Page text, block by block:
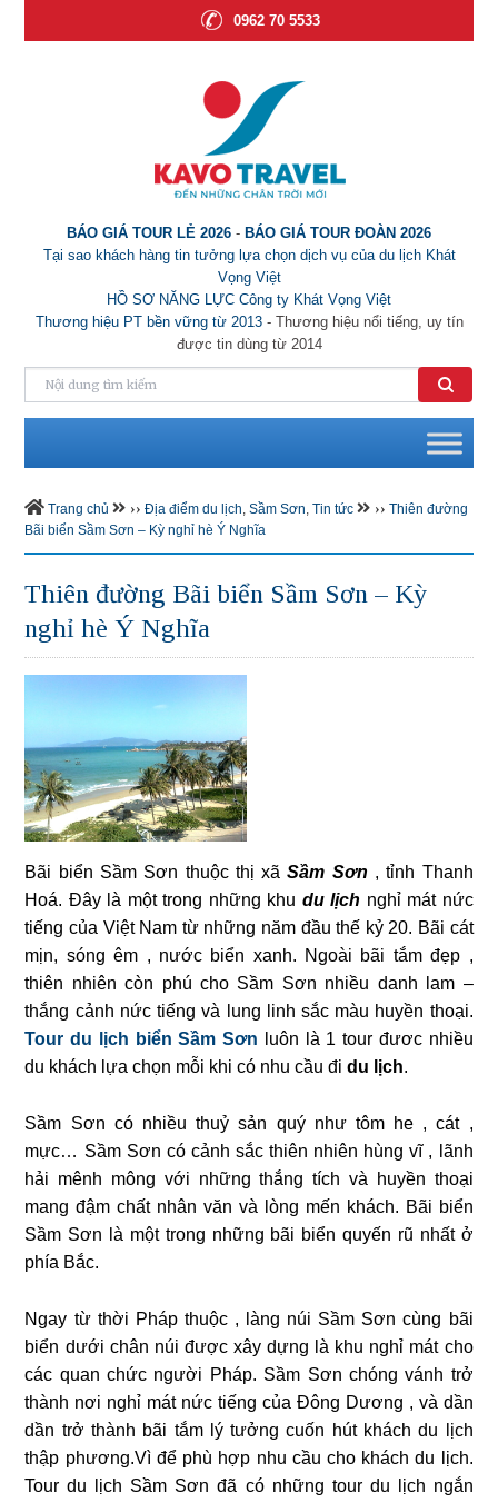
0962 70 5533
BÁO GIÁ TOUR LẺ 2026 - BÁO GIÁ TOUR ĐOÀN 2026
Tại sao khách hàng tin tưởng lựa chọn dịch vụ của du lịch Khát
Vọng Việt
HỒ SƠ NĂNG LỰC Công ty Khát Vọng Việt
Thương hiệu PT bền vững từ 2013- Thương hiệu nổi tiếng, uy tín
được tin dùng từ 2014
Trang chủ ›› Địa điểm du lịch,Sầm Sơn,Tin tức ›› Thiên đường
Bãi biển Sầm Sơn – Kỳ nghỉ hè Ý Nghĩa
Thiên đường Bãi biển Sầm Sơn – Kỳ
nghỉ hè Ý Nghĩa
Bãi biển Sầm Sơn thuộc thị xãSầm Sơn , tỉnh Thanh
Hoá. Đây là một trong những khu du lịch nghỉ mát nức
tiếng của Việt Nam từ những năm đầu thế kỷ 20. Bãi cát
mịn, sóng êm , nước biển xanh. Ngoài bãi tắm đẹp ,
thiên nhiên còn phú cho Sầm Sơn nhiều danh lam –
thắng cảnh nức tiếng và lung linh sắc màu huyền thoại.
Tour du lịch biển Sầm Sơn luôn là 1 tour đươc nhiều
du khách lựa chọn mỗi khi có nhu cầu đidu lịch.
Sầm Sơn có nhiều thuỷ sản quý như tôm he , cát ,
mực… Sầm Sơn có cảnh sắc thiên nhiên hùng vĩ , lãnh
hải mênh mông với những thắng tích và huyền thoại
mang đậm chất nhân văn và lòng mến khách. Bãi biển
Sầm Sơn là một trong những bãi biển quyến rũ nhất ở
phía Bắc.
Ngay từ thời Pháp thuộc , làng núi Sầm Sơn cùng bãi
biển dưới chân núi được xây dựng là khu nghỉ mát cho
các quan chức người Pháp. Sầm Sơn chóng vánh trở
thành nơi nghỉ mát nức tiếng của Ðông Dương , và dần
dần trở thành bãi tắm lý tưởng cuốn hút khách du lịch
thập phương.Vì để phù hợp nhu cầu cho khách du lịch.
Tour du lịch Sầm Sơn đã có những tour du lịch ngắn